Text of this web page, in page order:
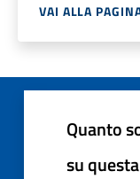
VAI ALLA
Quanto
su